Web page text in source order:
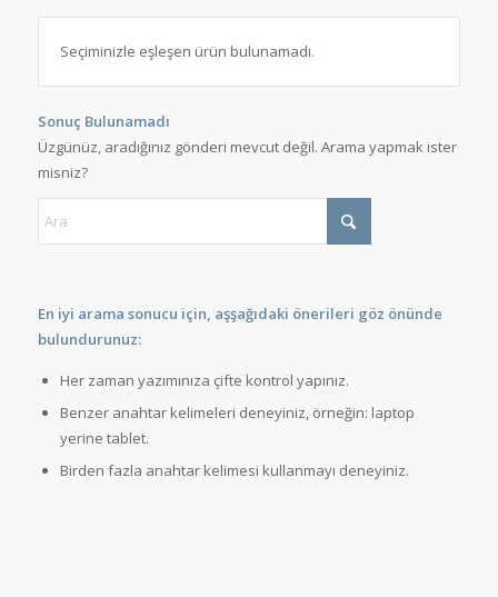
Seçiminizle eşleşen ürün bulunamadı.
Sonuç Bulunamadı
Üzgünüz, aradığınız gönderi mevcut değil. Arama yapmak ister
misniz?
En iyi arama sonucu için, aşşağıdaki önerileri göz önünde
bulundurunuz:
Her zaman yazımınıza çifte kontrol yapınız.
Benzer anahtar kelimeleri deneyiniz, örneğin: laptop
yerine tablet.
Birden fazla anahtar kelimesi kullanmayı deneyiniz.